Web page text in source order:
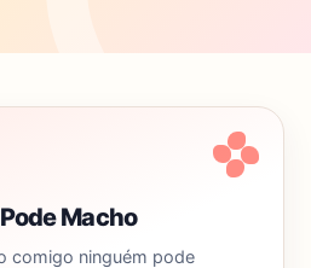
Macho
comigo ninguém pode